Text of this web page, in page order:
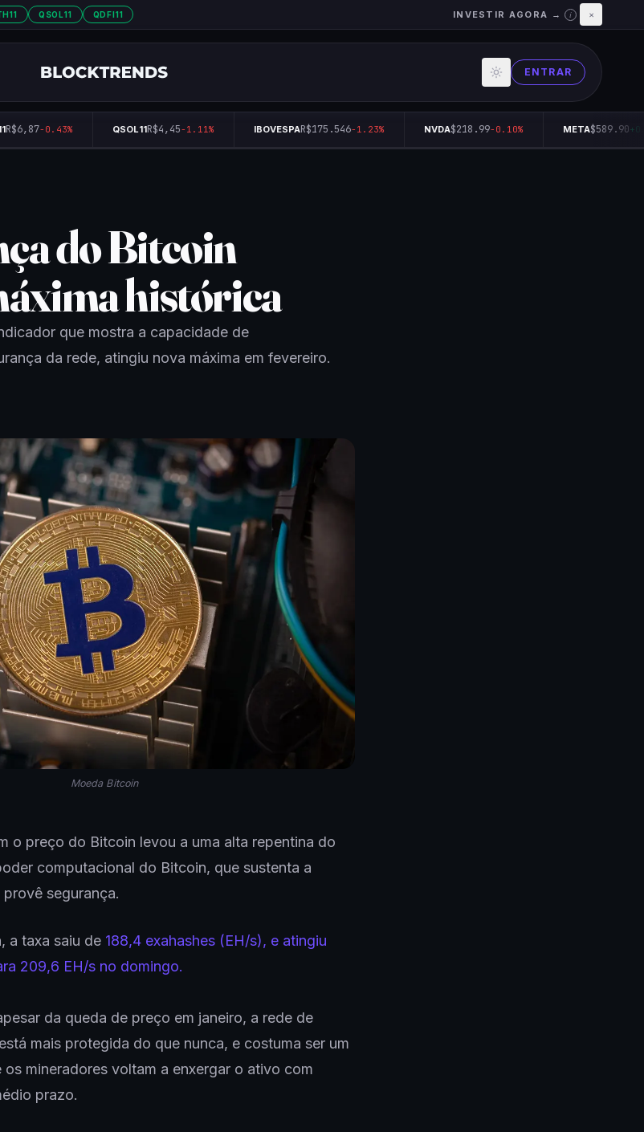
QSOL11 QDFI11 INVESTIR AGORA → i ×
ENTRAR
-0.43% QSOL11R$4,45-1.11% IBOVESPAR$175.546-1.23% NVDA$218.99-0.10% META$589.90
do Bitcoin
histórica
que mostra a capacidade de
da rede, atingiu nova máxima em fevereiro.
Moeda Bitcoin
o preço do Bitcoin levou a uma alta repentina do
computacional do Bitcoin, que sustenta a
segurança.
a taxa saiu de 188,4 exahashes (EH/s), e atingiu
209,6 EH/s no domingo.
da queda de preço em janeiro, a rede de
mais protegida do que nunca, e costuma ser um
mineradores voltam a enxergar o ativo com
prazo.